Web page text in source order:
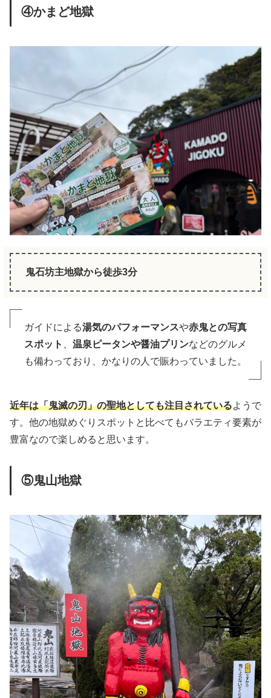
④かまど地獄
鬼石坊主地獄から徒歩3分
ガイドによる湯気のパフォーマンスや赤鬼との写真
スポット
温泉ピータンや醤油プリンなどのグルメ
も備わっており、かなりの人で賑わっていました。
近年は「鬼滅の刃」の聖地としても注目されているようで
す。他の地獄めぐりスポットと比べてもバラエティ要素が
豊富なので楽しめると思います。
⑤鬼山地獄